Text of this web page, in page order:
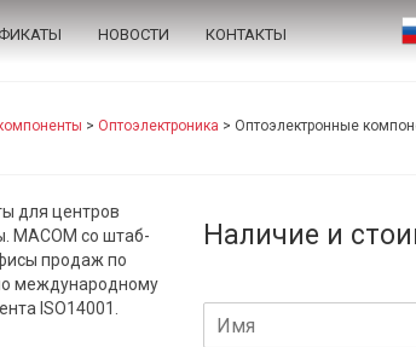
НОВОСТИ КОНТАКТЫ
> Оптоэлектроника > Оптоэлектронные
для центров
MACOM со штаб-
продаж по
международному
ISO14001.
Наличие и